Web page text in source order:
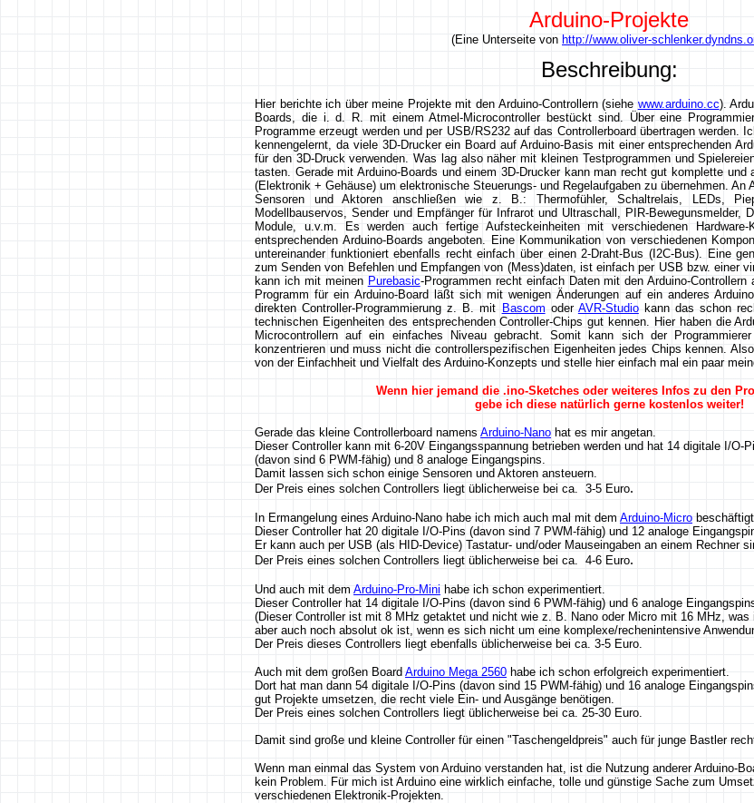
Arduino-Projekte
(Eine Unterseite von http://www.oliver-
Beschreibung:
Hier berichte ich über meine Projekte mit den Arduino-Controllern (siehe www.arduino.cc).
Boards, die i. d. R. mit einem Atmel-Microcontroller bestückt sind. Über eine
Programme erzeugt werden und per USB/RS232 auf das Controllerboard übertragen werden.
kennengelernt, da viele 3D-Drucker ein Board auf Arduino-Basis mit einer entsprechenden
für den 3D-Druck verwenden. Was lag also näher mit kleinen Testprogrammen und
tasten. Gerade mit Arduino-Boards und einem 3D-Drucker kann man recht gut komplette
(Elektronik + Gehäuse) um elektronische Steuerungs- und Regelaufgaben zu übernehmen. An
Sensoren und Aktoren anschließen wie z. B.: Thermofühler, Schaltrelais, LEDs,
Modellbauservos, Sender und Empfänger für Infrarot und Ultraschall, PIR-Bewegunsmelder,
Module, u.v.m. Es werden auch fertige Aufsteckeinheiten mit verschiedenen
entsprechenden Arduino-Boards angeboten. Eine Kommunikation von verschiedenen
untereinander funktioniert ebenfalls recht einfach über einen 2-Draht-Bus (I2C-Bus). Eine
zum Senden von Befehlen und Empfangen von (Mess)daten, ist einfach per USB bzw. einer
kann ich mit meinen Purebasic-Programmen recht einfach Daten mit den Arduino-
Programm für ein Arduino-Board läßt sich mit wenigen Änderungen auf ein anderes
direkten Controller-Programmierung z. B. mit Bascom oder AVR-Studiokann das schon
technischen Eigenheiten des entsprechenden Controller-Chips gut kennen. Hier haben die
Microcontrollern auf ein einfaches Niveau gebracht. Somit kann sich der
konzentrieren und muss nicht die controllerspezifischen Eigenheiten jedes Chips kennen.
von der Einfachheit und Vielfalt des Arduino-Konzepts und stelle hier einfach mal ein paar
Wenn hier jemand die .ino-Sketches oder weiteres Infos zu den
gebe ich diese natürlich gerne kostenlos weiter!
Gerade das kleine Controllerboard namens Arduino-Nano hat es mir angetan.
Dieser Controller kann mit 6-20V Eingangsspannung betrieben werden und hat 14 digitale I/O-
(davon sind 6 PWM-fähig) und 8 analoge Eingangspins.
Damit lassen sich schon einige Sensoren und Aktoren ansteuern.
Der Preis eines solchen Controllers liegt üblicherweise bei ca. 3-5 Euro.
In Ermangelung eines Arduino-Nano habe ich mich auch mal mit dem Arduino-Micro
Dieser Controller hat 20 digitale I/O-Pins (davon sind 7 PWM-fähig) und 12 analoge
Er kann auch per USB (als HID-Device) Tastatur- und/oder Mauseingaben an einem Rechner
Der Preis eines solchen Controllers liegt üblicherweise bei ca. 4-6 Euro.
Und auch mit dem Arduino-Pro-Mini habe ich schon experimentiert.
Dieser Controller hat 14 digitale I/O-Pins (davon sind 6 PWM-fähig) und 6 analoge
(Dieser Controller ist mit 8 MHz getaktet und nicht wie z. B. Nano oder Micro mit 16 MHz, was
aber auch noch absolut ok ist, wenn es sich nicht um eine komplexe/rechenintensive
Der Preis dieses Controllers liegt ebenfalls üblicherweise bei ca. 3-5 Euro.
Auch mit dem großen Board Arduino Mega 2560 habe ich schon erfolgreich experimentiert.
Dort hat man dann 54 digitale I/O-Pins (davon sind 15 PWM-fähig) und 16 analoge
gut Projekte umsetzen, die recht viele Ein- und Ausgänge benötigen.
Der Preis eines solchen Controllers liegt üblicherweise bei ca. 25-30 Euro.
Damit sind große und kleine Controller für einen "Taschengeldpreis" auch für junge Bastler
Wenn man einmal das System von Arduino verstanden hat, ist die Nutzung anderer Arduino-
kein Problem. Für mich ist Arduino eine wirklich einfache, tolle und günstige Sache zum
verschiedenen Elektronik-Projekten.